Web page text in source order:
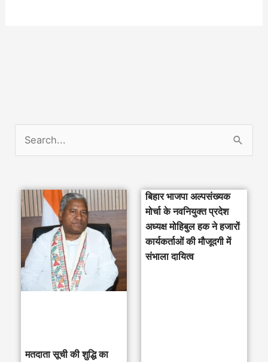
मतदाता सूची की शुद्धि का
बिहार भाजपा अल्पसंख्यक
मोर्चा के नवनियुक्त प्रदेश
अध्यक्ष मोहिबुल हक ने हजारों
कार्यकर्ताओं की मौजूदगी में
संभाला दायित्व